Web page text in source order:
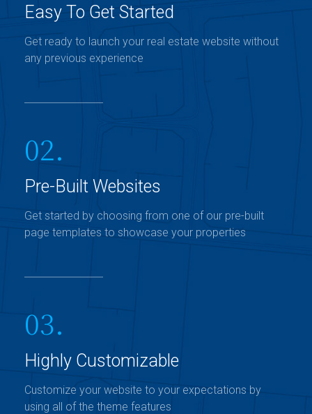
Easy To Get Started
Get ready to launch your real estate website without
any previous experience
02.
Pre-Built Websites
Get started by choosing from one of our pre-built
page templates to showcase your properties
03.
Highly Customizable
Customize your website to your expectations by
using all of the theme features